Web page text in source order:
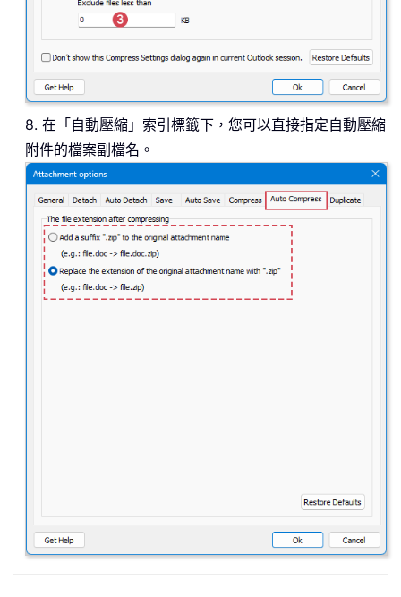
8. 在「自動壓縮」索引標籤下，您可以直接指定自動壓縮
附件的檔案副檔名。